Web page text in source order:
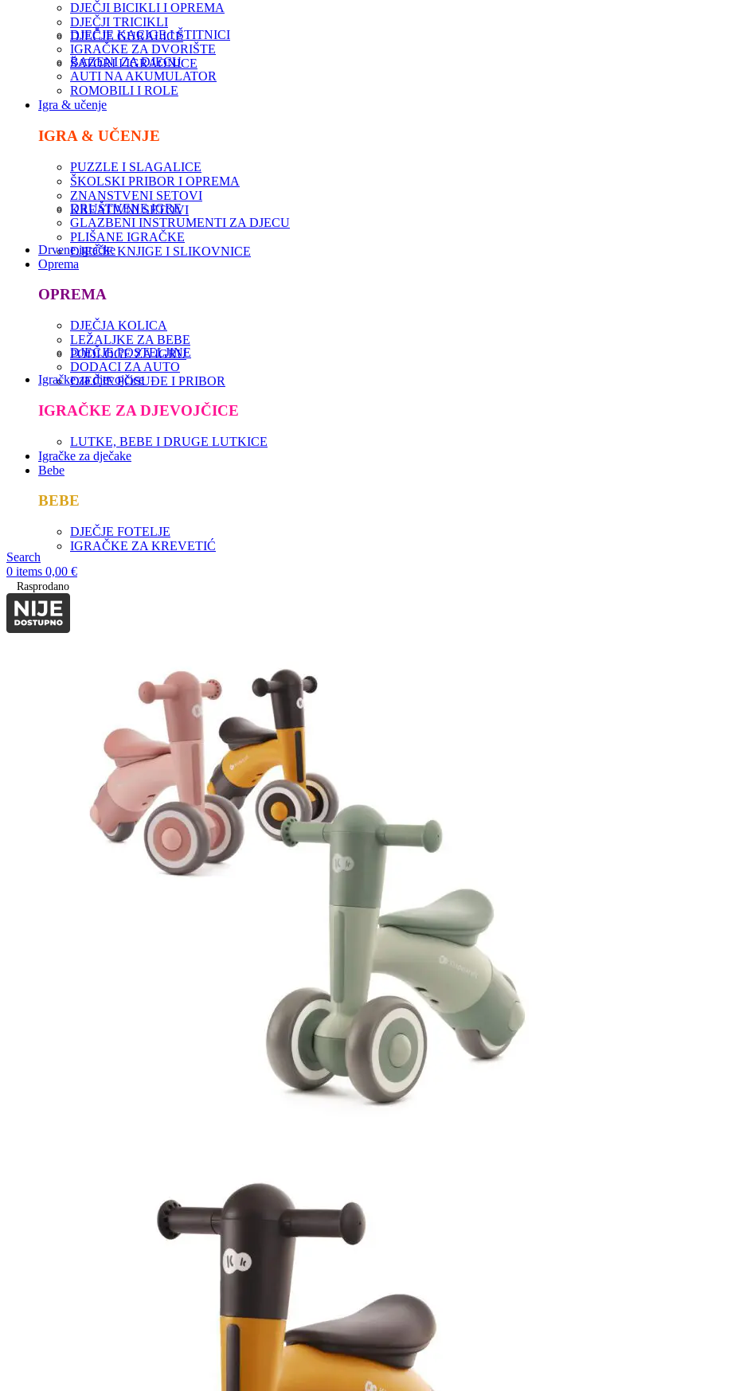
DJEČJI BICIKLI I OPREMA
DJEČJI TRICIKLI
DJEČJE GURALICE
DJEČJE KACIGE I ŠTITNICI
IGRAČKE ZA DVORIŠTE
ŠATORI I IGRAONICE
BAZENI ZA DJECU
AUTI NA AKUMULATOR
ROMOBILI I ROLE
Igra & učenje
IGRA & UČENJE
PUZZLE I SLAGALICE
ŠKOLSKI PRIBOR I OPREMA
ZNANSTVENI SETOVI
KREATIVNI SETOVI
DRUŠTVENE IGRE
GLAZBENI INSTRUMENTI ZA DJECU
PLIŠANE IGRAČKE
DJEČJE KNJIGE I SLIKOVNICE
Drvene igračke
Oprema
OPREMA
DJEČJA KOLICA
LEŽALJKE ZA BEBE
PODLOGE ZA IGRU
DJEČJE POSTELJINE
DODACI ZA AUTO
DJEČJE POSUĐE I PRIBOR
Igračke za djevojčice
IGRAČKE ZA DJEVOJČICE
LUTKE, BEBE I DRUGE LUTKICE
Igračke za dječake
Bebe
BEBE
DJEČJE FOTELJE
IGRAČKE ZA KREVETIĆ
Search
0 items 0,00 €
Rasprodano